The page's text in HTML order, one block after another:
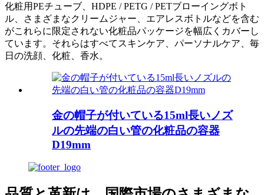
化粧用PEチューブ、HDPE / PETG / PETブローイングボト
ル、さまざまなクリームジャー、エアレスボトルなどを含む
がこれらに限定されない化粧品パッケージを幅広くカバーし
ています。それらはすべてスキンケア、パーソナルケア、毎
日の洗顔、化粧、香水。
金の帽子が付いている15ml長いノズ
ルの先端の白い管の化粧品の容器
D19mm